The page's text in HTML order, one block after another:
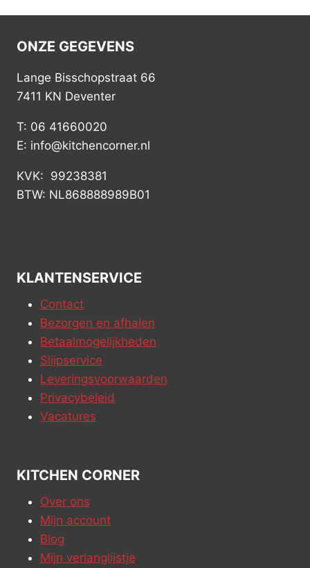
ONZE GEGEVENS
Lange Bisschopstraat 66
7411 KN Deventer
T: 06 41660020
E: info@kitchencorner.nl
KVK: 99238381
BTW: NL868888989B01
KLANTENSERVICE
Contact
Bezorgen en afhalen
Betaalmogelijkheden
Slijpservice
Leveringsvoorwaarden
Privacybeleid
Vacatures
KITCHEN CORNER
Over ons
Mijn account
Blog
Mijn verlanglijstje